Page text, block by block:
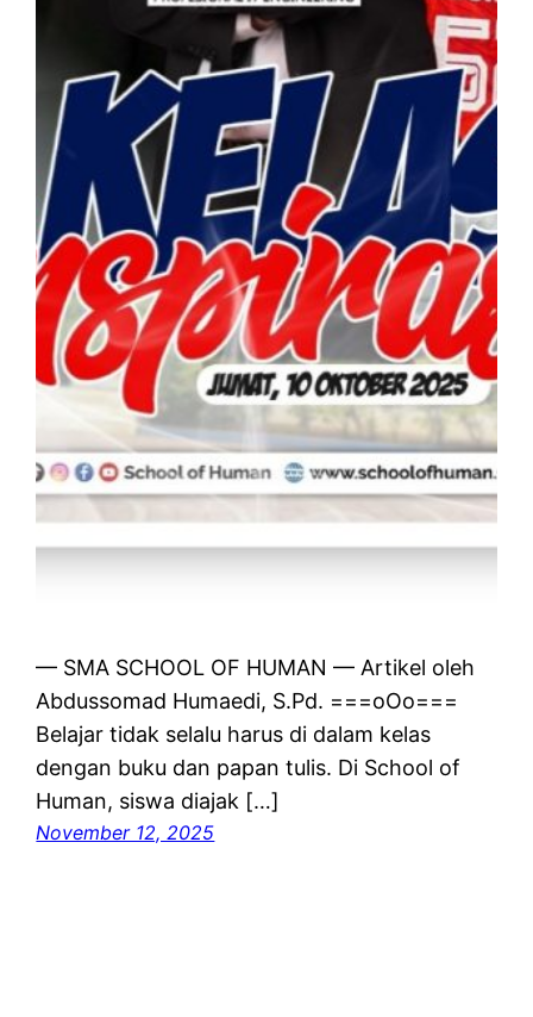
— SMA SCHOOL OF HUMAN — Artikel oleh
Abdussomad Humaedi, S.Pd. ===oOo===
Belajar tidak selalu harus di dalam kelas
dengan buku dan papan tulis. Di School of
Human, siswa diajak […]
November 12, 2025